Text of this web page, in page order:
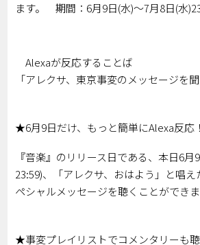
ます。 期間：6月9日(水)～7月8日(水
Alexaが反応することば
「アレクサ、東京事変のメッセージを聞
★6月9日だけ、もっと簡単にAlexa反応！
『音楽』のリリース日である、本日6月
23:59)、「アレクサ、おはよう」と唱
ペシャルメッセージを聴くことができま
★事変プレイリストでコメンタリーも